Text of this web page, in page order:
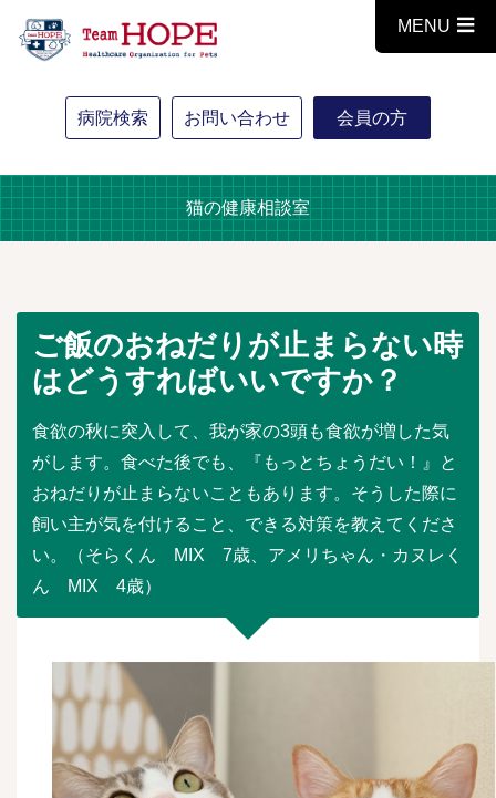
病院検索 お問い合わせ 会員の方
MENU
猫の健康相談室
ご飯のおねだりが止まらない時
はどうすればいいですか？
食欲の秋に突入して、我が家の3頭も食欲が増した気
がします。食べた後でも、『もっとちょうだい！』と
おねだりが止まらないこともあります。そうした際に
飼い主が気を付けること、できる対策を教えてくださ
い。（そらくん MIX 7歳、アメリちゃん・カヌレく
ん MIX 4歳）